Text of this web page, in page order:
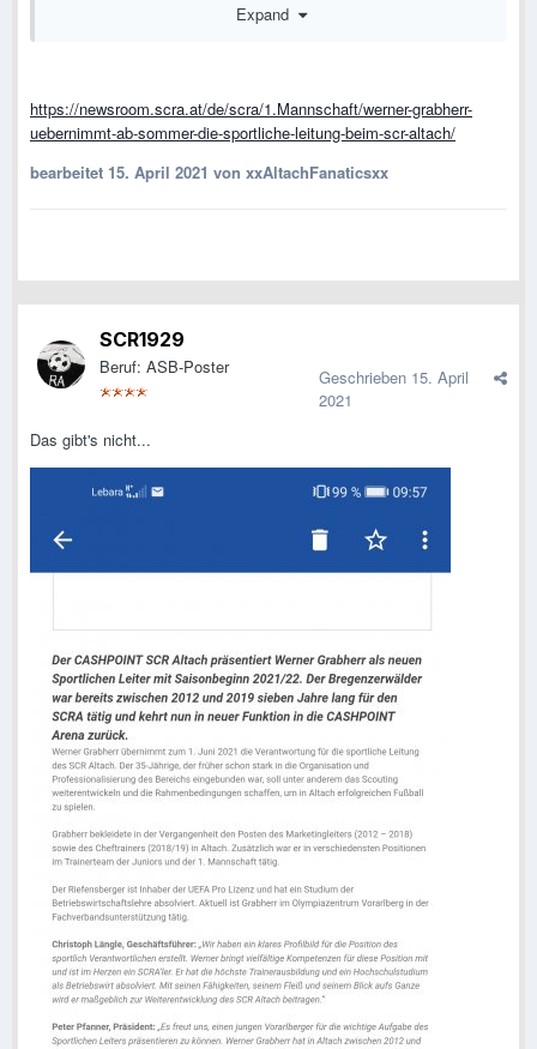
Der Bregenzerwälder kehrt in die CASHPOINT Arena
Expand
https://newsroom.scra.at/de/scra/1.Mannschaft/werner-grabherr-
uebernimmt-ab-sommer-die-sportliche-leitung-beim-scr-altach/
bearbeitet 15. April 2021 von xxAltachFanaticsxx
SCR1929
Beruf: ASB-Poster Geschrieben 15. April
2021
Das gibt's nicht...